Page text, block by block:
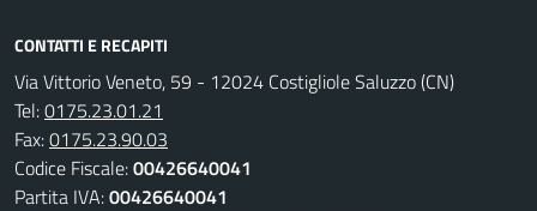
CONTATTI E RECAPITI
Via Vittorio Veneto, 59 - 12024 Costigliole Saluzzo (CN)
Tel:0175.23.01.21
Fax:0175.23.90.03
Codice Fiscale:00426640041
Partita IVA:00426640041